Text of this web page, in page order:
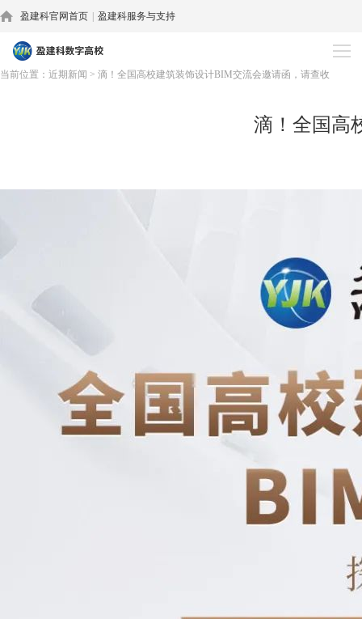
盈建科官网首页 盈建科服务与支持
当前位置： 近期新闻 > 滴！全国高校建筑装饰设计BIM交流会邀请函，请查收
滴！全国高